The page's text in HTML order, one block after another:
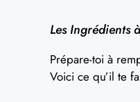
Les Ingrédients
Prépare-toi à
Voici ce qu’il te